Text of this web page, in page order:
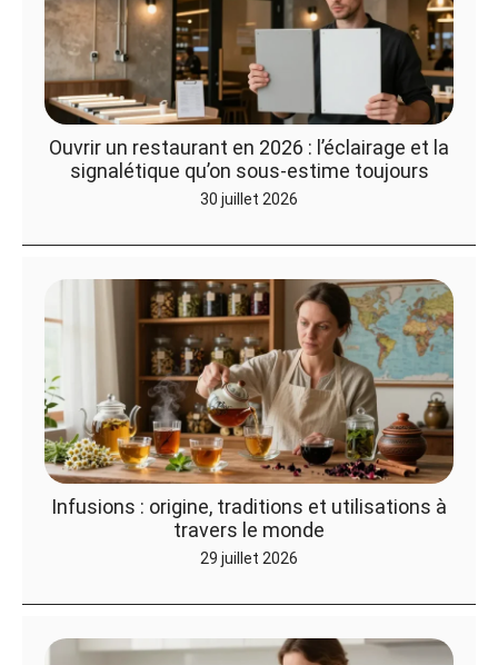
Ouvrir un restaurant en 2026 : l’éclairage et la
signalétique qu’on sous-estime toujours
30 juillet 2026
Infusions : origine, traditions et utilisations à
travers le monde
29 juillet 2026